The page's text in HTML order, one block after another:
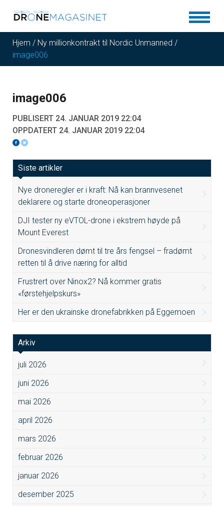
Hjem / Ny millionkontrakt til Nordic Unmanned /
image006
image006
PUBLISERT 24. JANUAR 2019 22:04
OPPDATERT 24. JANUAR 2019 22:04
Siste artikler
Nye droneregler er i kraft: Nå kan brannvesenet
deklarere og starte droneoperasjoner
DJI tester ny eVTOL-drone i ekstrem høyde på
Mount Everest
Dronesvindleren dømt til tre års fengsel – fradømt
retten til å drive næring for alltid
Frustrert over Ninox2? Nå kommer gratis
«førstehjelpskurs»
Her er den ukrainske dronefabrikken på Eggemoen
Arkiv
juli 2026
juni 2026
mai 2026
april 2026
mars 2026
februar 2026
januar 2026
desember 2025